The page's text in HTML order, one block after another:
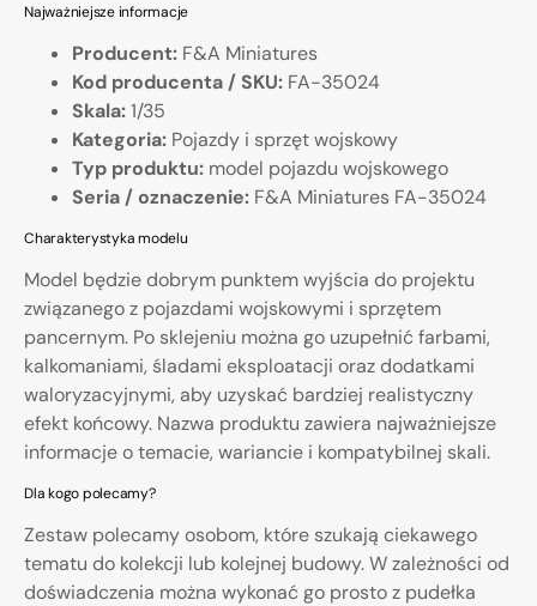
Najważniejsze informacje
Producent: F&A Miniatures
Kod producenta / SKU: FA-35024
Skala:1/35
Kategoria: Pojazdy i sprzęt wojskowy
Typ produktu: model pojazdu wojskowego
Seria / oznaczenie: F&A Miniatures FA-35024
Charakterystyka modelu
Model będzie dobrym punktem wyjścia do projektu
związanego z pojazdami wojskowymi i sprzętem
pancernym. Po sklejeniu można go uzupełnić farbami,
kalkomaniami, śladami eksploatacji oraz dodatkami
waloryzacyjnymi, aby uzyskać bardziej realistyczny
efekt końcowy. Nazwa produktu zawiera najważniejsze
informacje o temacie, wariancie i kompatybilnej skali.
Dla kogo polecamy?
Zestaw polecamy osobom, które szukają ciekawego
tematu do kolekcji lub kolejnej budowy. W zależności od
doświadczenia można wykonać go prosto z pudełka